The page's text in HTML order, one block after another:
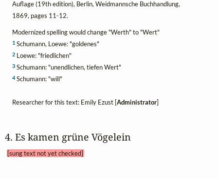
Auflage (19th edition), Berlin, Weidmannsche Buchhandlung,
1869, pages 11-12.
Modernized spelling would change "Werth" to "Wert"
1Schumann, Loewe: "goldenes"
2Loewe: "friedlichen"
3Schumann: "unendlichen, tiefen Wert"
4Schumann: "will"
Researcher for this text: Emily Ezust [Administrator]
4. Es kamen grüne Vögelein
[sung text not yet checked]